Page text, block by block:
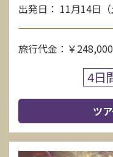
出発日： 11月14日（
旅行代金：￥248,000
4日
ツ